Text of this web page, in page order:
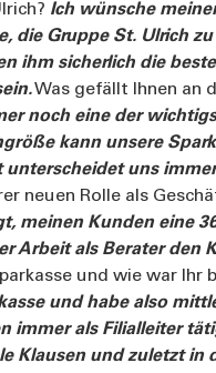
Ich wünsche
die Gruppe St. Ulrich
ihm sicherlich die
Was gefällt Ihnen an
noch eine der
kann unsere
unterscheidet uns
neuen Rolle als
meinen Kunden eine
Arbeit als Berater den
und wie war Ihr
und habe also
immer als Filialleiter
Klausen und zuletzt in